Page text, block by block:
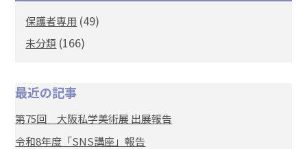
保護者専用 (49)
未分類 (166)
最近の記事
第75回 大阪私学美術展 出展報告
令和8年度「SNS講座」報告